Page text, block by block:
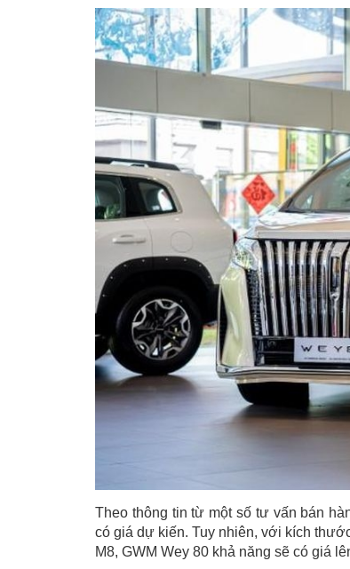
Theo thông tin từ một số tư vấn bán
có giá dự kiến. Tuy nhiên, với kích
M8, GWM Wey 80 khả năng sẽ có giá